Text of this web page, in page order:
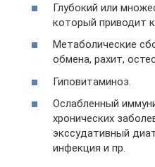
Глубокий или
который приводит к
Метаболические
обмена, рахит,
Гиповитаминоз.
Ослабленный
хронических
экссудативный
инфекция и пр.